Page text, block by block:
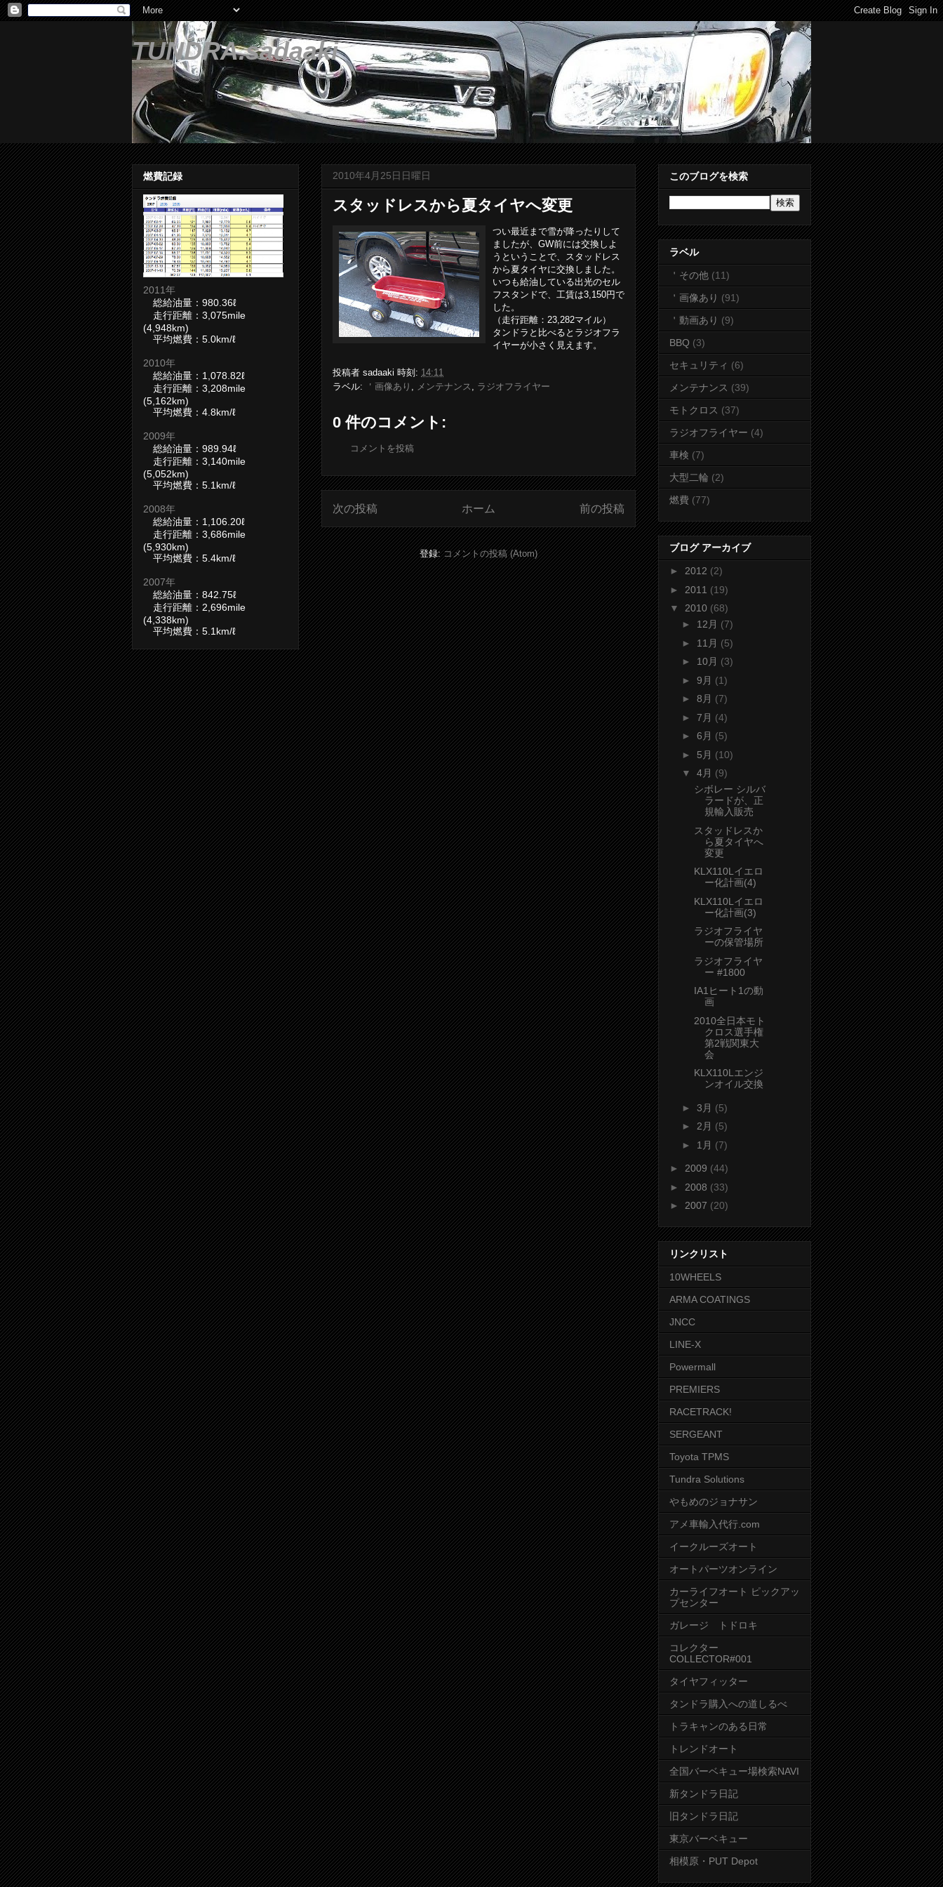
TUNDRA.sadaaki
2010年4月25日日曜日
スタッドレスから夏タイヤへ変更
つい最近まで雪が降ったりして
ましたが、GW前には交換しよ
うということで、スタッドレス
から夏タイヤに交換しました。
いつも給油している出光のセル
フスタンドで、工賃は3,150円で
した。
（走行距離：23,282マイル）
タンドラと比べるとラジオフラ
イヤーが小さく見えます。
投稿者 sadaaki 時刻: 14:11
ラベル:
＇画像あり メンテナンス ラジオフライヤー
0 件のコメント:
コメントを投稿
次の投稿 前の投稿
ホーム
登録:コメントの投稿 (Atom)
燃費記録
2011年
総給油量：980.36ℓ
走行距離：3,075mile
(4,948km)
平均燃費：5.0km/ℓ
2010年
総給油量：1,078.82ℓ
走行距離：3,208mile
(5,162km)
平均燃費：4.8km/ℓ
2009年
総給油量：989.94ℓ
走行距離：3,140mile
(5,052km)
平均燃費：5.1km/ℓ
2008年
総給油量：1,106.20ℓ
走行距離：3,686mile
(5,930km)
平均燃費：5.4km/ℓ
2007年
総給油量：842.75ℓ
走行距離：2,696mile
(4,338km)
平均燃費：5.1km/ℓ
このブログを検索
ラベル
＇その他 (11)
＇画像あり (91)
＇動画あり (9)
BBQ (3)
セキュリティ (6)
メンテナンス (39)
モトクロス (37)
ラジオフライヤー (4)
車検 (7)
大型二輪 (2)
燃費 (77)
ブログ アーカイブ
► 2012 (2)
► 2011 (19)
▼ 2010 (68)
► 12月 (7)
► 11月 (5)
► 10月 (3)
► 9月 (1)
► 8月 (7)
► 7月 (4)
► 6月 (5)
► 5月 (10)
▼ 4月 (9)
シボレー シルバ
ラードが、正
規輸入販売
スタッドレスか
ら夏タイヤへ
変更
KLX110Lイエロ
ー化計画(4)
KLX110Lイエロ
ー化計画(3)
ラジオフライヤ
ーの保管場所
ラジオフライヤ
ー #1800
IA1ヒート1の動
画
2010全日本モト
クロス選手権
第2戦関東大
会
KLX110Lエンジ
ンオイル交換
► 3月 (5)
► 2月 (5)
► 1月 (7)
► 2009 (44)
► 2008 (33)
► 2007 (20)
リンクリスト
10WHEELS
ARMA COATINGS
JNCC
LINE-X
Powermall
PREMIERS
RACETRACK!
SERGEANT
Toyota TPMS
Tundra Solutions
やもめのジョナサン
アメ車輸入代行.com
イークルーズオート
オートパーツオンライン
カーライフオート ピックアッ
プセンター
ガレージ トドロキ
コレクター
COLLECTOR#001
タイヤフィッター
タンドラ購入への道しるべ
トラキャンのある日常
トレンドオート
全国バーベキュー場検索NAVI
新タンドラ日記
旧タンドラ日記
東京バーベキュー
相模原・PUT Depot